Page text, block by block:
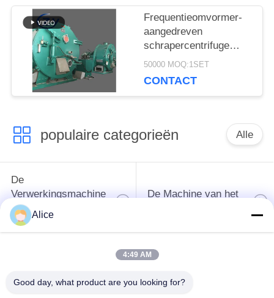
knolgewassen
Frequentieomvormer-
aangedreven
schrapercentrifuge
voor de verwerking van
soepele start en stop
50000 MOQ:1SET
CONTACT
populaire categorieën Alle
De
Verwerkingsmachine
van het
maniokzetmeel
De Machine van het
De
van de maniokbloem
Alice
4:49 AM
Good day, what product are you looking for?